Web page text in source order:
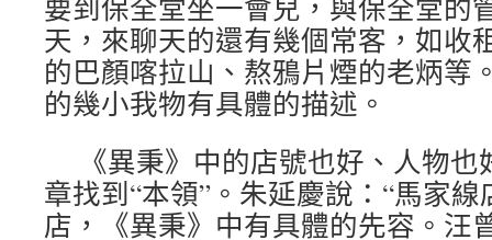
要到保全堂坐一會兒，與保全堂的
天，來聊天的還有幾個常客，如收
的巴顏喀拉山、熬鴉片煙的老炳等
的幾小我物有具體的描述。
《異秉》中的店號也好、人物
章找到“本領”。朱延慶說：“馬家
店，《異秉》中有具體的先容。汪